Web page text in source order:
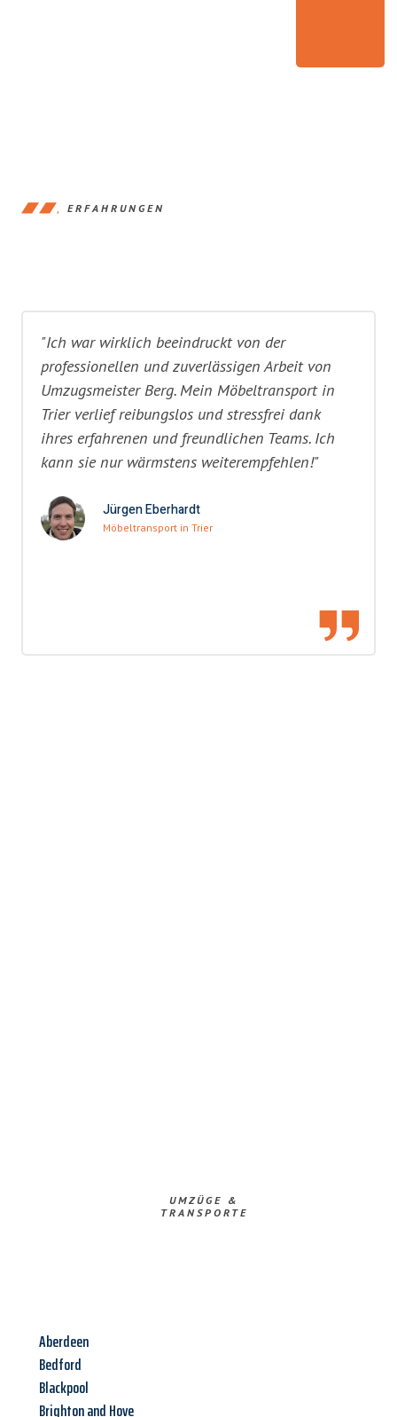
ERFAHRUNGEN
"Ich war wirklich beeindruckt von der
professionellen und zuverlässigen Arbeit von
Umzugsmeister Berg. Mein Möbeltransport in
Trier verlief reibungslos und stressfrei dank
ihres erfahrenen und freundlichen Teams. Ich
kann sie nur wärmstens weiterempfehlen!"
Jürgen Eberhardt
Möbeltransport in Trier
UMZÜGE &
TRANSPORTE
Aberdeen
Bedford
Blackpool
Brighton and Hove